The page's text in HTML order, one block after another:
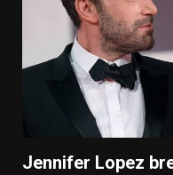
Jennifer Lopez